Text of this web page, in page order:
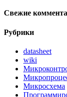
Свежие
Рубрики
datasheet
wiki
Микросхема